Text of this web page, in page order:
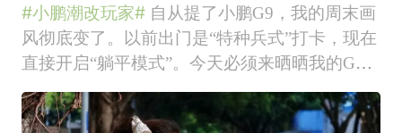
#小鹏潮改玩家#自从提了小鹏G9，我的周末画
风彻底变了。以前出门是“特种兵式”打卡，现在
直接开启“躺平模式”。今天必须来晒晒我的G9
是如何从一辆智能SUV，爆改成全家人的“移动
大床”的！🏠💤🛌 改造思路：简单粗暴，就是